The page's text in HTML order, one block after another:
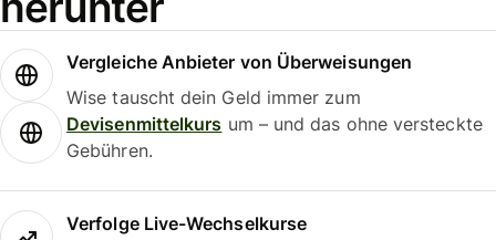
Vergleiche Anbieter von Überweisungen
Wise tauscht dein Geld immer zum
Devisenmittelkurs um – und das ohne versteckte
Gebühren.
Verfolge Live-Wechselkurse